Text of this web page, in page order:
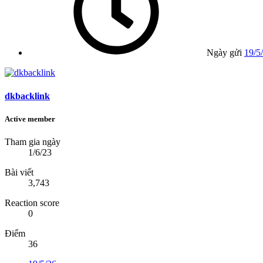
Ngày gửi 19/
dkbacklink
Active member
Tham gia ngày
1/6/23
Bài viết
3,743
Reaction score
0
Điểm
36